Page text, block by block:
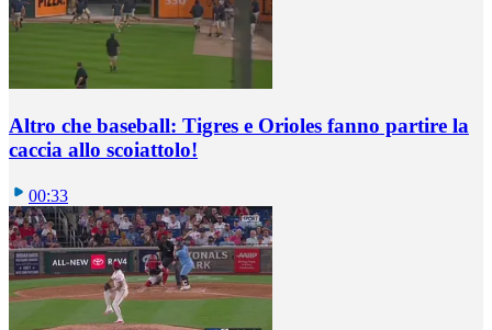
Altro che baseball: Tigres e Orioles fanno partire la
caccia allo scoiattolo!
00:33